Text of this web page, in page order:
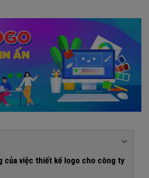
của việc thiết kế logo cho công ty